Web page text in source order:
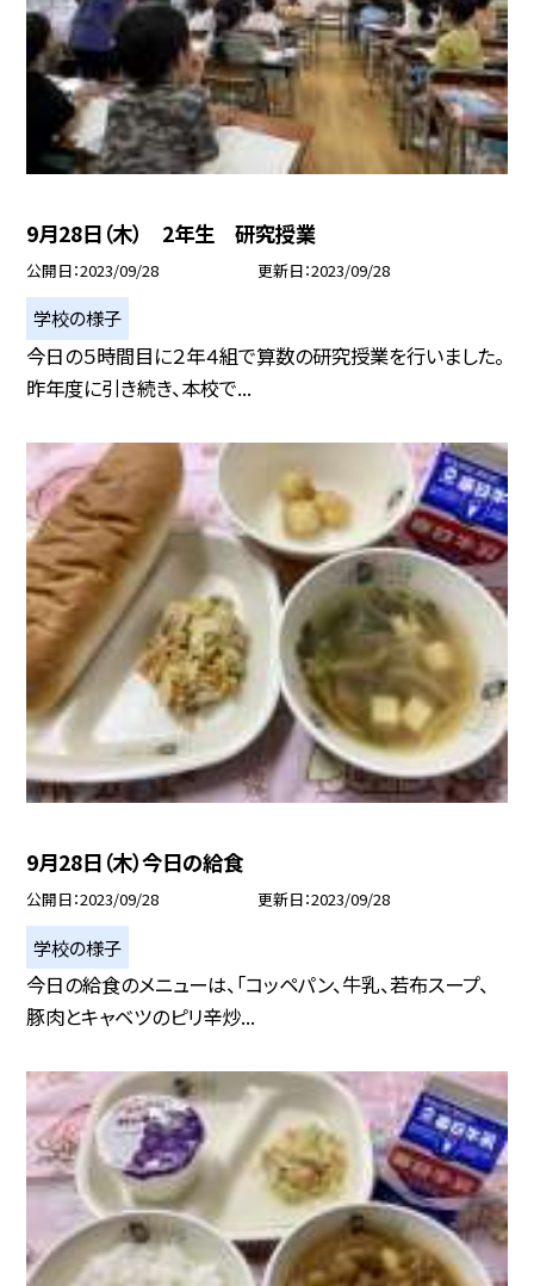
9月28日（木） 2年生 研究授業
公開日 2023/09/28 更新日 2023/09/28
学校の様子
今日の５時間目に２年４組で算数の研究授業を行いました。
昨年度に引き続き、本校で...
9月28日（木）今日の給食
公開日 2023/09/28 更新日 2023/09/28
学校の様子
今日の給食のメニューは、「コッペパン、牛乳、若布スープ、
豚肉とキャベツのピリ辛炒...